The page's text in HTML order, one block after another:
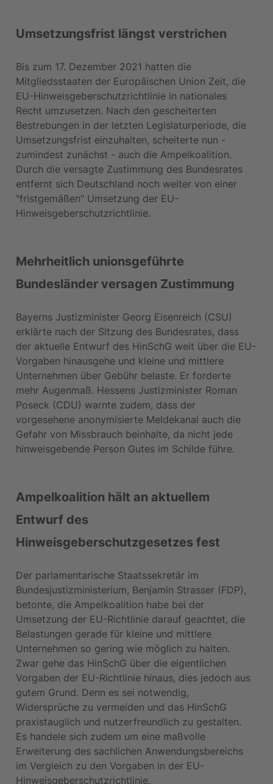
Umsetzungsfrist längst verstrichen
Bis zum 17. Dezember 2021 hatten die
Mitgliedsstaaten der Europäischen Union Zeit, die
EU-Hinweisgeberschutzrichtlinie in nationales
Recht umzusetzen. Nach den gescheiterten
Bestrebungen in der letzten Legislaturperiode, die
Umsetzungsfrist einzuhalten, scheiterte nun -
zumindest zunächst - auch die Ampelkoalition.
Durch die versagte Zustimmung des Bundesrates
entfernt sich Deutschland noch weiter von einer
"fristgemäßen" Umsetzung der EU-
Hinweisgeberschutzrichtlinie.
Mehrheitlich unionsgeführte
Bundesländer versagen Zustimmung
Bayerns Justizminister Georg Eisenreich (CSU)
erklärte nach der Sitzung des Bundesrates, dass
der aktuelle Entwurf des HinSchG weit über die EU-
Vorgaben hinausgehe und kleine und mittlere
Unternehmen über Gebühr belaste. Er forderte
mehr Augenmaß. Hessens Justizminister Roman
Poseck (CDU) warnte zudem, dass der
vorgesehene anonymisierte Meldekanal auch die
Gefahr von Missbrauch beinhalte, da nicht jede
hinweisgebende Person Gutes im Schilde führe.
Ampelkoalition hält an aktuellem
Entwurf des
Hinweisgeberschutzgesetzes fest
Der parlamentarische Staatssekretär im
Bundesjustizministerium, Benjamin Strasser (FDP),
betonte, die Ampelkoalition habe bei der
Umsetzung der EU-Richtlinie darauf geachtet, die
Belastungen gerade für kleine und mittlere
Unternehmen so gering wie möglich zu halten.
Zwar gehe das HinSchG über die eigentlichen
Vorgaben der EU-Richtlinie hinaus, dies jedoch aus
gutem Grund. Denn es sei notwendig,
Widersprüche zu vermeiden und das HinSchG
praxistauglich und nutzerfreundlich zu gestalten.
Es handele sich zudem um eine maßvolle
Erweiterung des sachlichen Anwendungsbereichs
im Vergleich zu den Vorgaben in der EU-
Hinweisgeberschutzrichtlinie.